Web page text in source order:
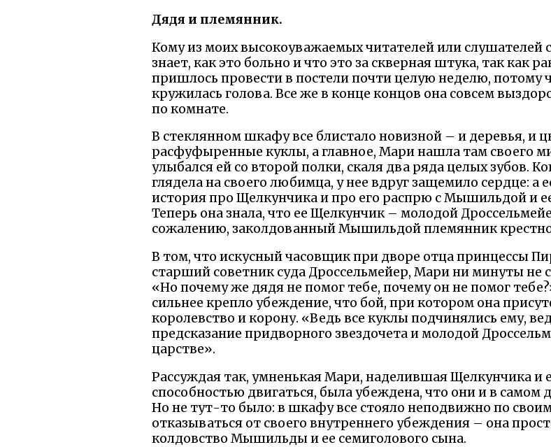
Дядя и племянник.
Кому из моих высокоуважаемых читателей или слушателей
знает, как это больно и что это за скверная штука, так как
пришлось провести в постели почти целую неделю, потому
кружилась голова. Все же в конце концов она совсем
по комнате.
В стеклянном шкафу все блистало новизной – и деревья, и
расфуфыренные куклы, а главное, Мари нашла там своего
улыбался ей со второй полки, скаля два ряда целых зубов.
глядела на своего любимца, у нее вдруг защемило сердце: а
история про Щелкунчика и про его распрю с Мышильдой и
Теперь она знала, что ее Щелкунчик – молодой
сожалению, заколдованный Мышильдой племянник
В том, что искусный часовщик при дворе отца принцессы
старший советник суда Дроссельмейер, Мари ни минуты не
«Но почему же дядя не помог тебе, почему он не помог
сильнее крепло убеждение, что бой, при котором она
королевство и корону. «Ведь все куклы подчинялись ему,
предсказание придворного звездочета и молодой
царстве».
Рассуждая так, умненькая Мари, наделившая Щелкунчика и
способностью двигаться, была убеждена, что они и в самом
Но не тут-то было: в шкафу все стояло неподвижно по
отказываться от своего внутреннего убеждения – она
колдовство Мышильды и ее семиголового сына.